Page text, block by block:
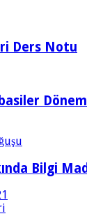
Ders Notu
Bilgi